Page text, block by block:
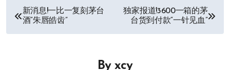
文
章
新消息!一比一复刻茅台
酒“朱唇皓齿”
独家报道!3600一箱的茅
台货到付款“一针见血”
By xcy